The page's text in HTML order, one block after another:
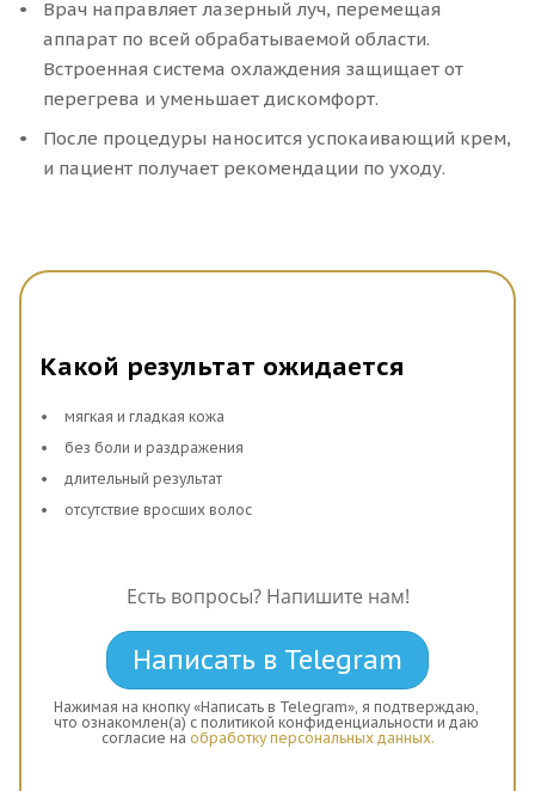
различные методы, такие как контактное
Сколько сеансов нужно?
точнее определит наш специалист, обычно это 4-6
избавиться от них с гарантией на несколько лет.
день и удобное время.
Врач направляет лазерный луч, перемещая
аппарат по всей обрабатываемой области.
Встроенная система охлаждения защищает от
перегрева и уменьшает дискомфорт.
После процедуры наносится успокаивающий крем,
и пациент получает рекомендации по уходу.
Какой результат ожидается
мягкая и гладкая кожа
без боли и раздражения
длительный результат
отсутствие вросших волос
Есть вопросы? Напишите нам!
Написать в Telegram
Нажимая на кнопку «Написать в Telegram», я подтверждаю,
что ознакомлен(а) с политикой конфиденциальности и даю
согласие на обработку персональных данных.